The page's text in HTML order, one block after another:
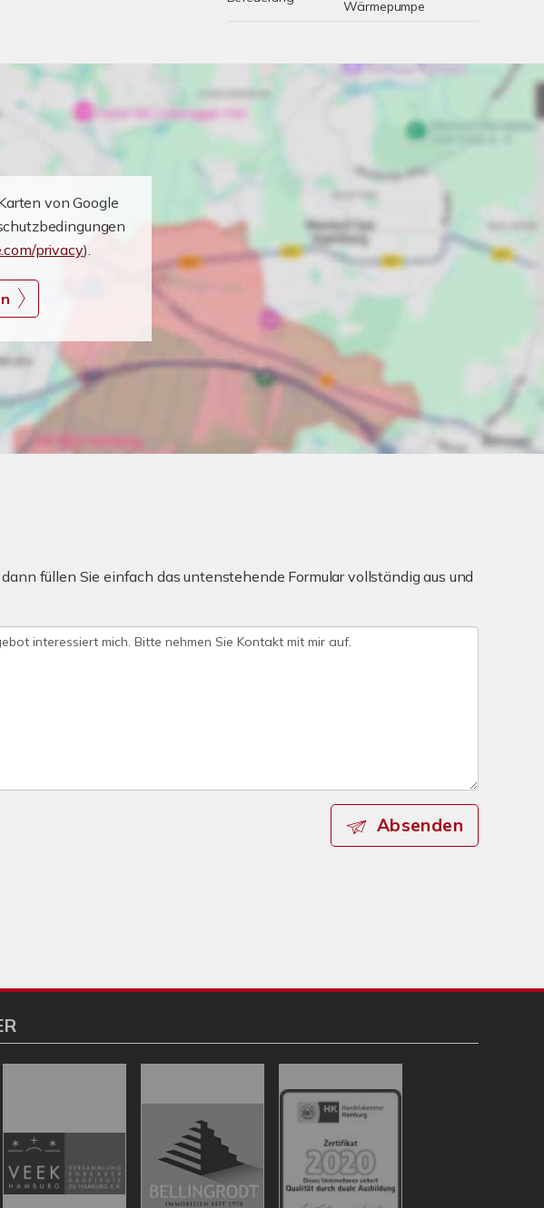
Wärmepumpe
von Google
privacy).
füllen Sie einfach das untenstehende Formular vollständig aus und
Absenden